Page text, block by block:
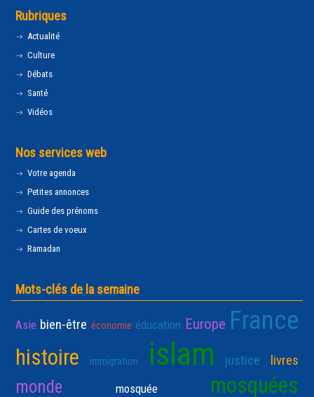
Rubriques
Actualité
Culture
Débats
Santé
Vidéos
Nos services web
Votre agenda
Petites annonces
Guide des prénoms
Cartes de voeux
Ramadan
Mots-clés de la semaine
Asie bien-être économie éducation Europe France
histoire immigration islam justice livres
monde mosquée mosquées